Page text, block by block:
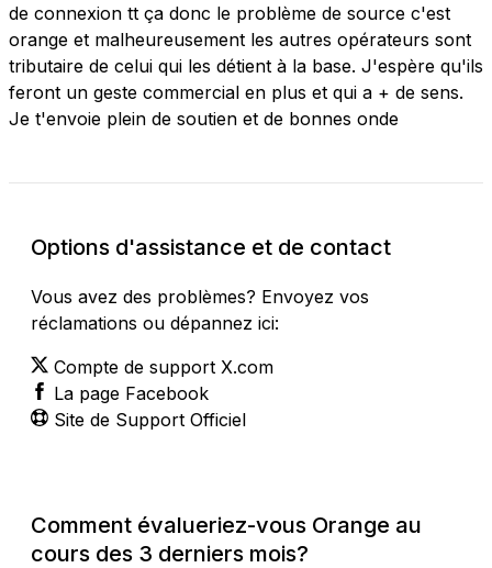
de connexion tt ça donc le problème de source c'est
orange et malheureusement les autres opérateurs sont
tributaire de celui qui les détient à la base. J'espère qu'ils
feront un geste commercial en plus et qui a + de sens.
Je t'envoie plein de soutien et de bonnes onde
Options d'assistance et de contact
Vous avez des problèmes? Envoyez vos
réclamations ou dépannez ici:
Compte de support X.com
La page Facebook
Site de Support Officiel
Comment évalueriez-vous Orange au
cours des 3 derniers mois?